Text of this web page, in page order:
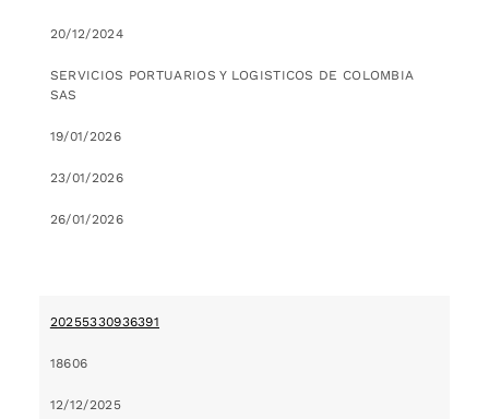
20/12/2024
SERVICIOS PORTUARIOS Y LOGISTICOS DE COLOMBIA
SAS
19/01/2026
23/01/2026
26/01/2026
20255330936391
18606
12/12/2025